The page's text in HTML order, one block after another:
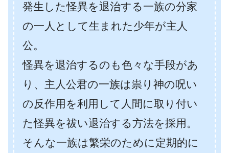
発生した怪異を退治する一族の分家
の一人として生まれた少年が主人
公。
怪異を退治するのも色々な手段があ
り、主人公君の一族は祟り神の呪い
の反作用を利用して人間に取り付い
た怪異を祓い退治する方法を採用。
そんな一族は繁栄のために定期的に